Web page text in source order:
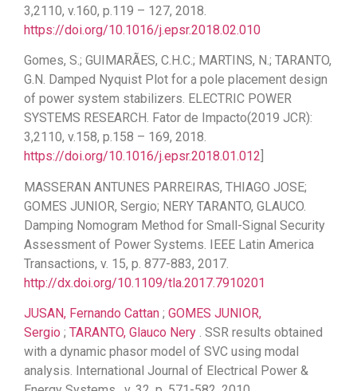
3,2110, v.160, p.119 – 127, 2018.
https://doi.org/10.1016/j.epsr.2018.02.010
Gomes, S.; GUIMARÃES, C.H.C.; MARTINS, N.; TARANTO,
G.N. Damped Nyquist Plot for a pole placement design
of power system stabilizers. ELECTRIC POWER
SYSTEMS RESEARCH. Fator de Impacto(2019 JCR):
3,2110, v.158, p.158 – 169, 2018.
https://doi.org/10.1016/j.epsr.2018.01.012
MASSERAN ANTUNES PARREIRAS, THIAGO JOSE;
GOMES JUNIOR, Sergio; NERY TARANTO, GLAUCO.
Damping Nomogram Method for Small-Signal Security
Assessment of Power Systems. IEEE Latin America
Transactions, v. 15, p. 877-883, 2017.
http://dx.doi.org/10.1109/tla.2017.7910201
JUSAN, Fernando Cattan ; GOMES JUNIOR,
Sergio ; TARANTO, Glauco Nery . SSR results obtained
with a dynamic phasor model of SVC using modal
analysis. International Journal of Electrical Power &